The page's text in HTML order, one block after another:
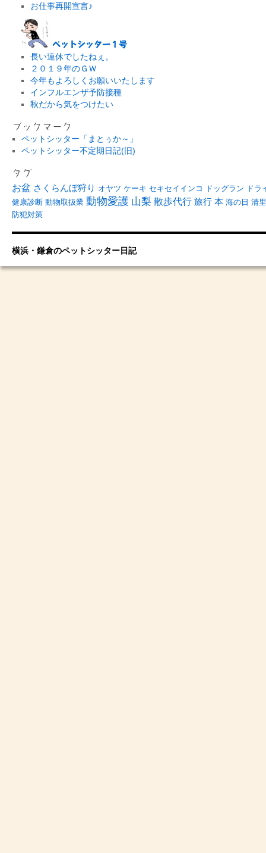
お仕事再開宣言♪
ペットシッター１号
長い連休でしたねぇ。
２０１９年のＧＷ
今年もよろしくお願いいたします
インフルエンザ予防接種
秋だから気をつけたい
ブックマーク
ペットシッター「まとぅか～」
ペットシッター不定期日記(旧)
タグ
お盆 さくらんぼ狩り オヤツ ケーキ セキセイインコ ドッグラン ドラ
健康診断 動物取扱業 動物愛護 山梨 散歩代行 旅行 本 海の日 清里
防犯対策
横浜・鎌倉のペットシッター日記